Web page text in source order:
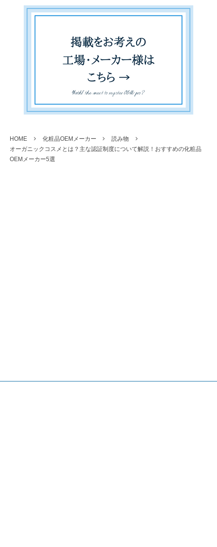
HOME 化粧品OEMメーカー
読み物
オーガニックコスメとは？主な認証制度について解説！おすすめの化粧品
OEMメーカー5選